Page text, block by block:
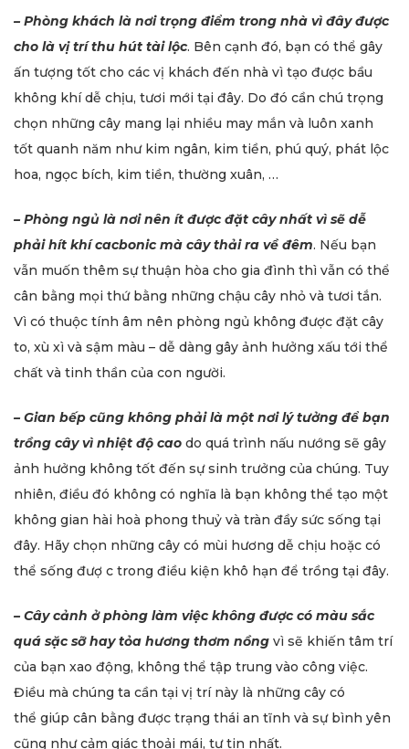
– Phòng khách là nơi trọng điểm trong nhà vì đây được
cho là vị trí thu hút tài lộc. Bên cạnh đó, bạn có thể gây
ấn tượng tốt cho các vị khách đến nhà vì tạo được bầu
không khí dễ chịu, tươi mới tại đây. Do đó cần chú trọng
chọn những cây mang lại nhiều may mắn và luôn xanh
tốt quanh năm như kim ngân, kim tiền, phú quý, phát lộc
hoa, ngọc bích, kim tiền, thường xuân, …
– Phòng ngủ là nơi nên ít được đặt cây nhất vì sẽ dễ
phải hít khí cacbonic mà cây thải ra về đêm. Nếu bạn
vẫn muốn thêm sự thuận hòa cho gia đình thì vẫn có thể
cân bằng mọi thứ bằng những chậu cây nhỏ và tươi tắn.
Vì có thuộc tính âm nên phòng ngủ không được đặt cây
to, xù xì và sậm màu – dễ dàng gây ảnh hưởng xấu tới thể
chất và tinh thần của con người.
– Gian bếp cũng không phải là một nơi lý tưởng để bạn
trồng cây vì nhiệt độ cao do quá trình nấu nướng sẽ gây
ảnh hưởng không tốt đến sự sinh trưởng của chúng. Tuy
nhiên, điều đó không có nghĩa là bạn không thể tạo một
không gian hài hoà phong thuỷ và tràn đầy sức sống tại
đây. Hãy chọn những cây có mùi hương dễ chịu hoặc có
thể sống đượ c trong điều kiện khô hạn để trồng tại đây.
– Cây cảnh ở phòng làm việc không được có màu sắc
quá sặc sỡ hay tỏa hương thơm nồng vì sẽ khiến tâm trí
của bạn xao động, không thể tập trung vào công việc.
Điều mà chúng ta cần tại vị trí này là những cây có
thể giúp cân bằng được trạng thái an tĩnh và sự bình yên
cũng như cảm giác thoải mái, tự tin nhất.